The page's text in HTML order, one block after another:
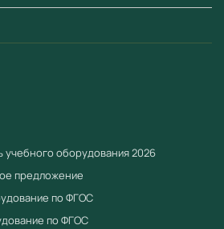
оборудования 2026
предложение
по ФГОС
по ФГОС